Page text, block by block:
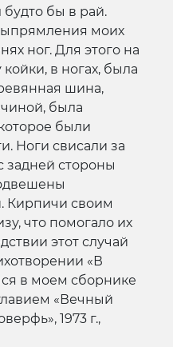
бы в рай.
моих
ног. Для этого на
в ногах, была
шина,
была
были
Ноги свисали за
задней стороны
Кирпичи своим
что помогало их
этот случай
«В
в моем сборнике
«Вечный
1973 г.,